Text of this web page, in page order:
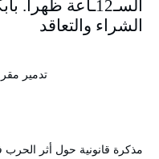
السـ12ـاعة
الشراء والتعاقد
تدمير
مذكرة قانونية حول أثر الحرب